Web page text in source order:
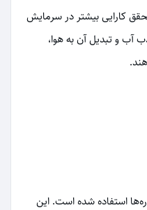
کارایی بیشتر در سرمایش
و تبدیل آن به هوا،
استفاده شده است. این